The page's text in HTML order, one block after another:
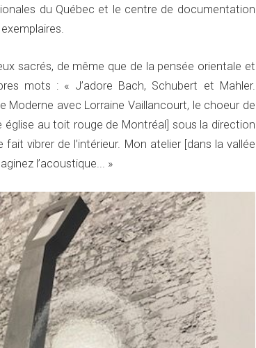
du Québec et le centre de documentation
sacrés, de même que de la pensée orientale et
mots : « J’adore Bach, Schubert et Mahler.
Moderne avec Lorraine Vaillancourt, le choeur de
au toit rouge de Montréal] sous la direction
vibrer de l’intérieur. Mon atelier [dans la vallée
l’acoustique... »